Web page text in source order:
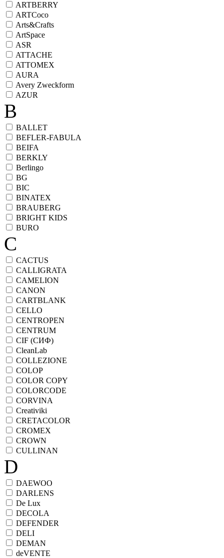
ARTBERRY
ARTCoco
Arts&Crafts
ArtSpace
ASR
ATTACHE
ATTOMEX
AURA
Avery Zweckform
AZUR
B
BALLET
BEFLER-FABULA
BEIFA
BERKLY
Berlingo
BG
BIC
BINATEX
BRAUBERG
BRIGHT KIDS
BURO
C
CACTUS
CALLIGRATA
CAMELION
CANON
CARTBLANK
CELLO
CENTROPEN
CENTRUM
CIF (СИФ)
CleanLab
COLLEZIONE
COLOP
COLOR COPY
COLORCODE
CORVINA
Creativiki
CRETACOLOR
CROMEX
CROWN
CULLINAN
D
DAEWOO
DARLENS
De Lux
DECOLA
DEFENDER
DELI
DEMAN
deVENTE